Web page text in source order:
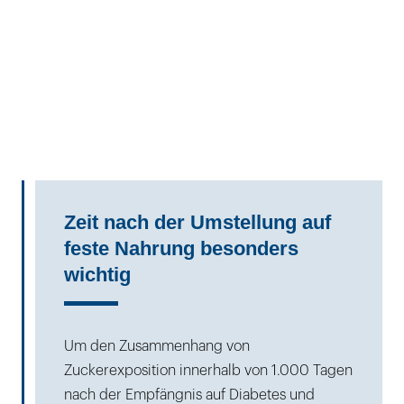
Zeit nach der Umstellung auf
feste Nahrung besonders
wichtig
Um den Zusammenhang von
Zuckerexposition innerhalb von 1.000 Tagen
nach der Empfängnis auf Diabetes und